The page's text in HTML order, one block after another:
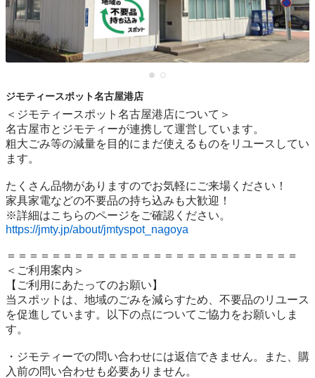
ジモティースポット名古屋港店
＜ジモティースポット名古屋港店について＞
名古屋市とジモティーが連携して運営しています。
粗⼤ごみ等の減量を⽬的にまだ使えるものをリユースしてい
ます。
たくさん品物がありますのでお気軽にご来場ください！
家具家電などの不要品の持ち込みも大歓迎！
https://jmty.jp/about/jmtyspot_nagoya
＝＝＝＝＝＝＝＝＝＝＝＝＝＝＝＝＝＝＝＝＝＝＝＝＝＝
＜ご利用案内＞
【ご利用にあたってのお願い】
当スポットは、地域のごみを減らすため、不要品のリユース
を促進しています。以下の点についてご協力をお願いしま
す。
・ジモティーでの問い合わせには返信できません。また、購
入前の問い合わせも必要ありません。